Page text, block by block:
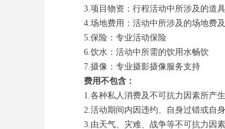
3.项目物资：行程活动中所涉及的道
4.场地费用：活动中所涉及的场地费
5.保险：专业活动保险
6.饮水：活动中所需的饮用水畅饮
7.摄像：专业摄影摄像服务支持
费用不包含：
1.各种私人消费及不可抗力因素所产
2.活动期间内因违约、自身过错或自
3.由天气、灾难、战争等不可抗力因